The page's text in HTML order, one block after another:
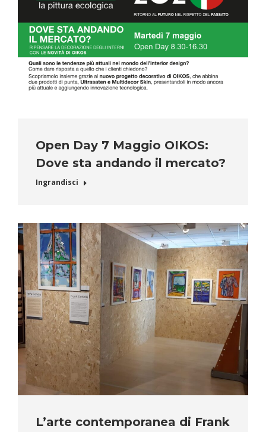
Open Day 7 Maggio OIKOS:
Dove sta andando il mercato?
Ingrandisci
L’arte contemporanea di Frank